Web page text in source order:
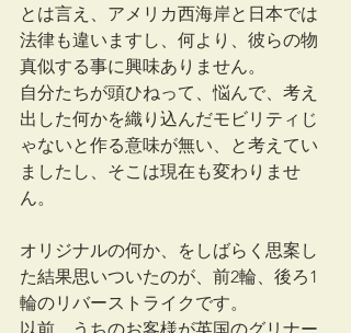
とは言え、アメリカ西海岸と日本では
法律も違いますし、何より、彼らの物
真似する事に興味ありません。
自分たちが頭ひねって、悩んで、考え
出した何かを織り込んだモビリティじ
ゃないと作る意味が無い、と考えてい
ましたし、そこは現在も変わりませ
ん。
オリジナルの何か、をしばらく思案し
た結果思いついたのが、前2輪、後ろ1
輪のリバーストライクです。